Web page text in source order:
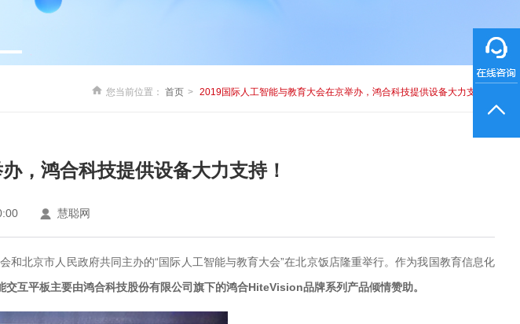
您当前位置： 首页 2019国际人工智能与教育大会在京举办，鸿合科技提供设备大力支持！
，鸿合科技提供设备大力支持！
慧聪网
北京市人民政府共同主办的“国际人工智能与教育大会”在北京饭店隆重举行。作为我国教育信息化
交互平板主要由鸿合科技股份有限公司旗下的鸿合HiteVision品牌系列产品倾情赞助。